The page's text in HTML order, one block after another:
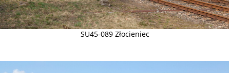
SU45-089 Złocieniec